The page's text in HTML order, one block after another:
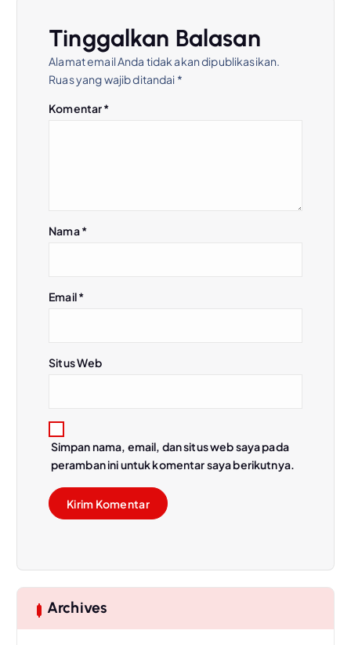
Tinggalkan Balasan
Alamat email Anda tidak akan dipublikasikan.
Ruas yang wajib ditandai *
Komentar*
Nama*
Email*
Situs Web
Simpan nama, email, dan situs web saya pada
peramban ini untuk komentar saya berikutnya.
Archives